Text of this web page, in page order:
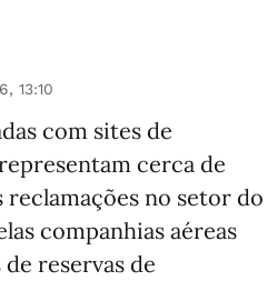
13:10
com sites de
cerca de
reclamações no setor do
companhias aéreas
de reservas de